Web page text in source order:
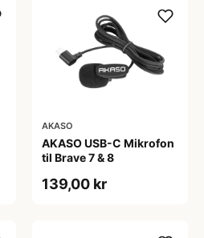
AKASO
AKASO USB-C Mikrofon
til Brave 7 & 8
139,00 kr